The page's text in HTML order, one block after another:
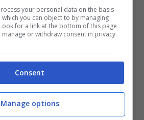
a Suzuka (ANSA) – Fuoristrada.it
più basse e di limitare il
your personal data on the basis
you can object to by managing
for a link at the bottom of this page
or withdraw consent in privacy
Consent
Manage options